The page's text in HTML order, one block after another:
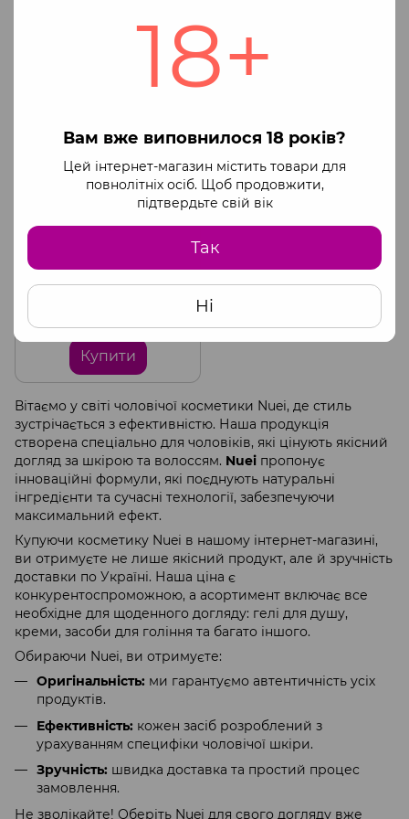
18+
Вам вже виповнилося 18 років?
Цей інтернет-магазин містить товари для
повнолітніх осіб. Щоб продовжити,
підтвердьте свій вік
Так
Ні
Гель для стимуляції
Купити
Вітаємо у світі чоловічої косметики Nuei, де стиль
зустрічається з ефективністю. Наша продукція
створена спеціально для чоловіків, які цінують якісний
догляд за шкірою та волоссям. Nuei пропонує
інноваційні формули, які поєднують натуральні
інгредієнти та сучасні технології, забезпечуючи
максимальний ефект.
Купуючи косметику Nuei в нашому інтернет-магазині,
ви отримуєте не лише якісний продукт, але й зручність
доставки по Україні. Наша ціна є
конкурентоспроможною, а асортимент включає все
необхідне для щоденного догляду: гелі для душу,
креми, засоби для гоління та багато іншого.
Обираючи Nuei, ви отримуєте:
Оригінальність: ми гарантуємо автентичність усіх
продуктів.
Ефективність: кожен засіб розроблений з
урахуванням специфіки чоловічої шкіри.
Зручність: швидка доставка та простий процес
замовлення.
Не зволікайте! Оберіть Nuei для свого догляду вже